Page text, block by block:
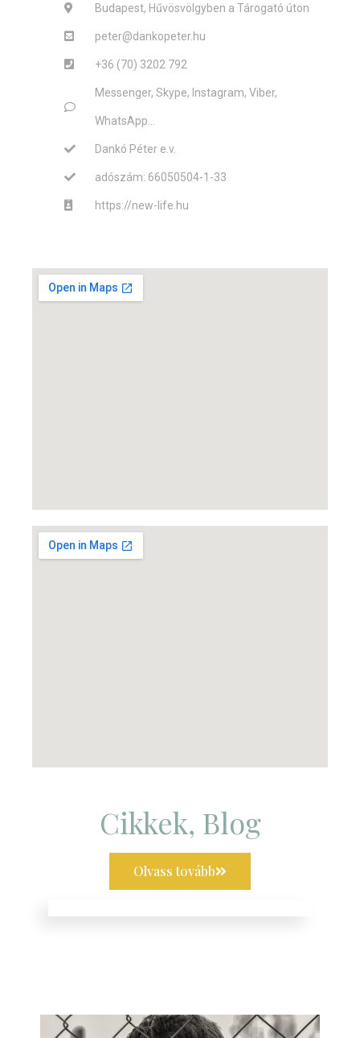
Budapest, Hűvösvölgyben a Tárogató úton
peter@dankopeter.hu
+36 (70) 3202 792
Messenger, Skype, Instagram, Viber,
WhatsApp...
Dankó Péter e.v.
adószám: 66050504-1-33
https://new-life.hu
Cikkek, Blog
Olvass tovább